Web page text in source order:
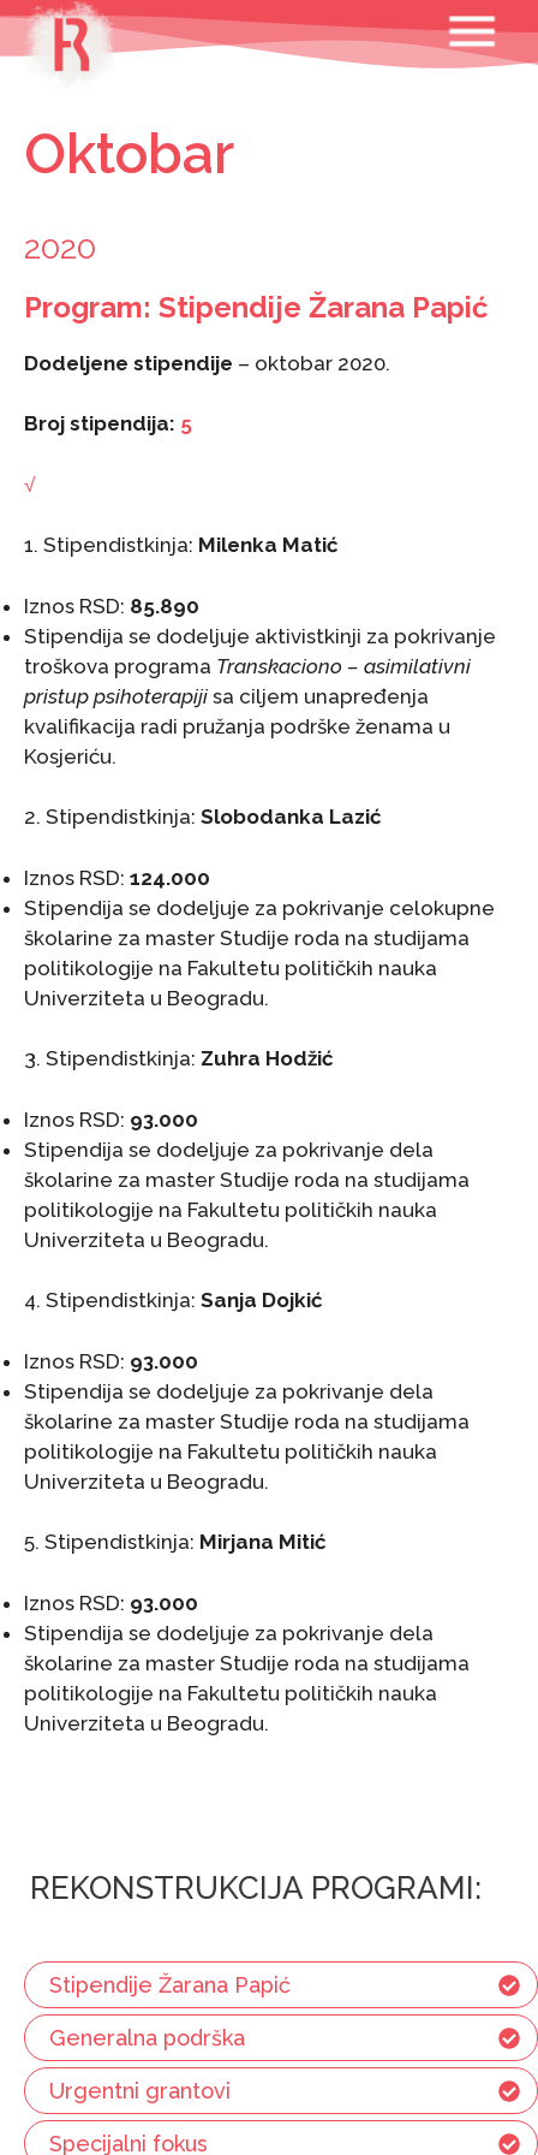
Skip
content
MENU
Oktobar
2020
Program: Stipendije Žarana Papić
Dodeljene stipendije – oktobar 2020.
Broj stipendija: 5
√
1. Stipendistkinja: Milenka Matić
Iznos RSD: 85.890
Stipendija se dodeljuje aktivistkinji za pokrivanje
troškova programa Transkaciono – asimilativni
pristup psihoterapiji sa ciljem unapređenja
kvalifikacija radi pružanja podrške ženama u
Kosjeriću.
2. Stipendistkinja: Slobodanka Lazić
Iznos RSD: 124.000
Stipendija se dodeljuje za pokrivanje celokupne
školarine za master Studije roda na studijama
politikologije na Fakultetu političkih nauka
Univerziteta u Beogradu.
3. Stipendistkinja: Zuhra Hodžić
Iznos RSD: 93.000
Stipendija se dodeljuje za pokrivanje dela
školarine za master Studije roda na studijama
politikologije na Fakultetu političkih nauka
Univerziteta u Beogradu.
4. Stipendistkinja: Sanja Dojkić
Iznos RSD: 93.000
Stipendija se dodeljuje za pokrivanje dela
školarine za master Studije roda na studijama
politikologije na Fakultetu političkih nauka
Univerziteta u Beogradu.
5. Stipendistkinja: Mirjana Mitić
Iznos RSD: 93.000
Stipendija se dodeljuje za pokrivanje dela
školarine za master Studije roda na studijama
politikologije na Fakultetu političkih nauka
Univerziteta u Beogradu.
REKONSTRUKCIJA PROGRAMI:
Stipendije Žarana Papić
Generalna podrška
Urgentni grantovi
Specijalni fokus